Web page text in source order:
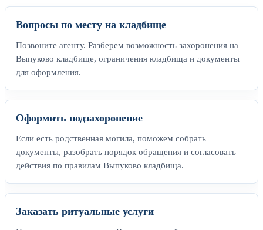
Вопросы по месту на кладбище
Позвоните агенту. Разберем возможность захоронения на
Выпуково кладбище, ограничения кладбища и документы
для оформления.
Оформить подзахоронение
Если есть родственная могила, поможем собрать
документы, разобрать порядок обращения и согласовать
действия по правилам Выпуково кладбища.
Заказать ритуальные услуги